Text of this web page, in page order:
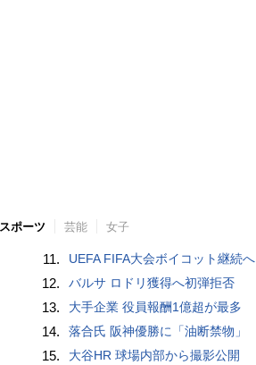
スポーツ 芸能 女子
11. UEFA FIFA大会ボイコット継続へ
12. バルサ ロドリ獲得へ初弾拒否
13. 大手企業 役員報酬1億超が最多
14. 落合氏 阪神優勝に「油断禁物」
15. 大谷HR 球場内部から撮影公開